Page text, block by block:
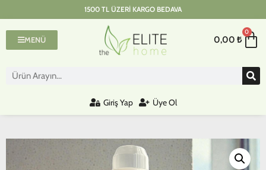
1500 TL ÜZERI KARGO BEDAVA
MENÜ 0,00 ₺
0
Giriş Yap Üye Ol